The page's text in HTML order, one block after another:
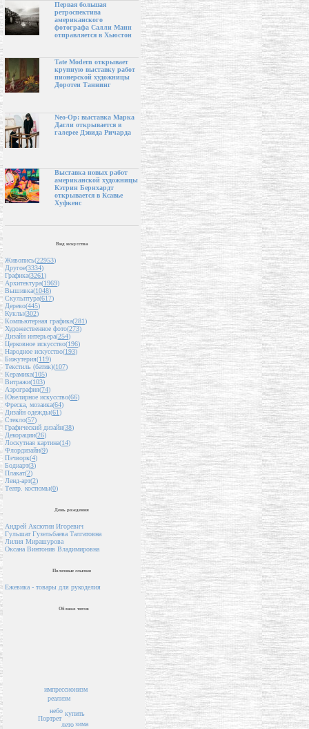
Первая большая
ретроспектива
американского
фотографа Салли Манн
отправляется в Хьюстон
Tate Modern открывает
крупную выставку работ
пионерской художницы
Доротеи Таннинг
Neo-Op: выставка Марка
Дагли открывается в
галерее Дэвида Ричарда
Выставка новых работ
американской художницы
Кэтрин Бернхардт
открывается в Ксавье
Хуфкенс
Вид искусства
Живопись(22953)
Другое(3334)
Графика(3261)
Архитектура(1969)
Вышивка(1048)
Скульптура(617)
Дерево(445)
Куклы(302)
Компьютерная графика(281)
Художественное фото(273)
Дизайн интерьера(254)
Церковное искусство(196)
Народное искусство(193)
Бижутерия(119)
Текстиль (батик)(107)
Керамика(105)
Витражи(103)
Аэрография(74)
Ювелирное искусство(66)
Фреска, мозаика(64)
Дизайн одежды(61)
Стекло(57)
Графический дизайн(38)
Декорации(26)
Лоскутная картина(14)
Флордизайн(9)
Пэчворк(4)
Бодиарт(3)
Плакат(2)
Ленд-арт(2)
Театр. костюмы(0)
День рождения
Андрей Аксютин Игоревич
Гульшат Гузельбаева Талгатовна
Лилия Мирашурова
Оксана Винтонив Владимировна
Полезные ссылки
Ежевика - товары для рукоделия
Облако тегов
лето
купить
зима
реализм
небо
импрессионизм
Портрет